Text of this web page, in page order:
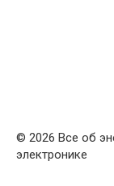
© 2026 Все об
электронике